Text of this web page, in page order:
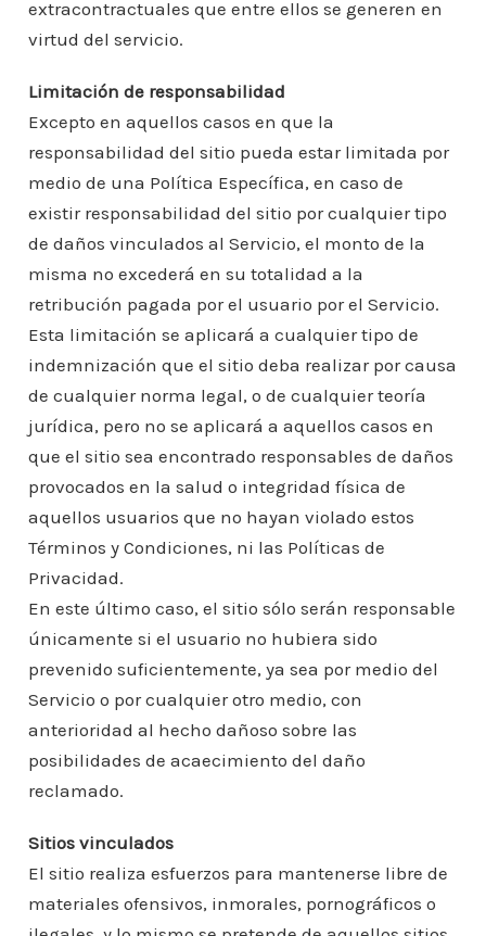
extracontractuales que entre ellos se generen en
virtud del servicio.
Limitación de responsabilidad
Excepto en aquellos casos en que la
responsabilidad del sitio pueda estar limitada por
medio de una Política Específica, en caso de
existir responsabilidad del sitio por cualquier tipo
de daños vinculados al Servicio, el monto de la
misma no excederá en su totalidad a la
retribución pagada por el usuario por el Servicio.
Esta limitación se aplicará a cualquier tipo de
indemnización que el sitio deba realizar por causa
de cualquier norma legal, o de cualquier teoría
jurídica, pero no se aplicará a aquellos casos en
que el sitio sea encontrado responsables de daños
provocados en la salud o integridad física de
aquellos usuarios que no hayan violado estos
Términos y Condiciones, ni las Políticas de
Privacidad.
En este último caso, el sitio sólo serán responsable
únicamente si el usuario no hubiera sido
prevenido suficientemente, ya sea por medio del
Servicio o por cualquier otro medio, con
anterioridad al hecho dañoso sobre las
posibilidades de acaecimiento del daño
reclamado.
Sitios vinculados
El sitio realiza esfuerzos para mantenerse libre de
materiales ofensivos, inmorales, pornográficos o